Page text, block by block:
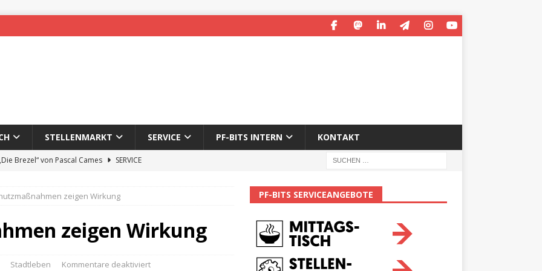
STELLENMARKT SERVICE PF-BITS INTERN KONTAKT
Brezel“ von Pascal Cames
SERVICE
des 65. Fasnetsumzugs Dillweißenstein
PF-BITS INTERN
Der Mann hinter PF-Bits lebt nicht mehr
zeigen Wirkung
zeigen Wirkung
Stadtleben Kommentare deaktiviert
PF-BITS SERVICEANGEBOTE